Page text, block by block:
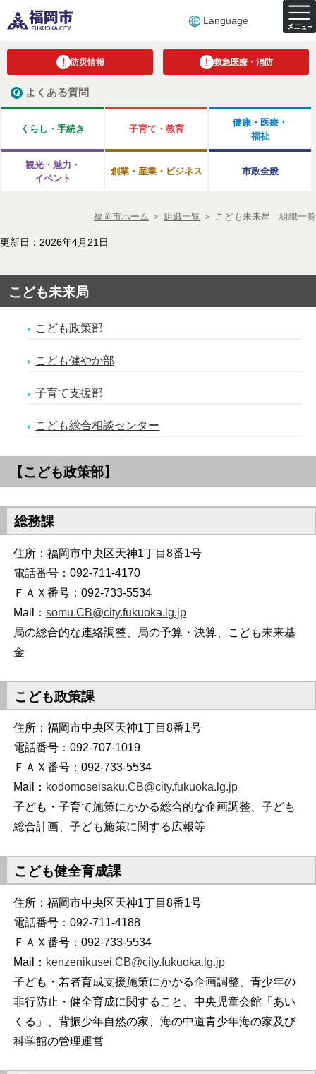
Language
防災情報 救急医療・消防
よくある質問
くらし・手続き 子育て・教育
健康・医療・
福祉
観光・魅力・
イベント
創業・産業・ビジネス 市政全般
福岡市ホーム ＞ 組織一覧 ＞ こども未来局 組織一覧
更新日：2026年4月21日
こども未来局
こども政策部
こども健やか部
子育て支援部
こども総合相談センター
【こども政策部】
総務課
住所：福岡市中央区天神1丁目8番1号
電話番号：092-711-4170
ＦＡＸ番号：092-733-5534
Mail：somu.CB@city.fukuoka.lg.jp
局の総合的な連絡調整、局の予算・決算、こども未来基
金
こども政策課
住所：福岡市中央区天神1丁目8番1号
電話番号：092-707-1019
ＦＡＸ番号：092-733-5534
Mail： kodomoseisaku.CB@city.fukuoka.lg.jp
子ども・子育て施策にかかる総合的な企画調整、子ども
総合計画、子ども施策に関する広報等
こども健全育成課
住所：福岡市中央区天神1丁目8番1号
電話番号：092-711-4188
ＦＡＸ番号：092-733-5534
Mail： kenzenikusei.CB@city.fukuoka.lg.jp
子ども・若者育成支援施策にかかる企画調整、青少年の
非行防止・健全育成に関すること、中央児童会館「あい
くる」、背振少年自然の家、海の中道青少年海の家及び
科学館の管理運営